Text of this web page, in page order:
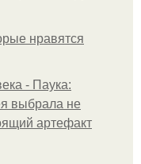
нравятся
- Паука:
выбрала не
артефакт